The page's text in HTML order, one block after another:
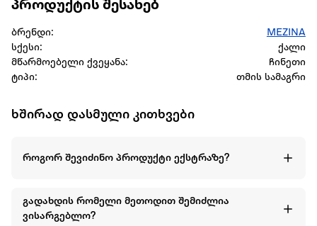
პროდუქტის შესახებ
ბრენდი:
MEZINA
სქესი:
ქალი
მწარმოებელი ქვეყანა:
ჩინეთი
ტიპი:
თმის სამაგრი
ხშირად დასმული კითხვები
როგორ შევიძინო პროდუქტი ექსტრაზე?
გადახდის რომელი მეთოდით შემიძლია
ვისარგებლო?